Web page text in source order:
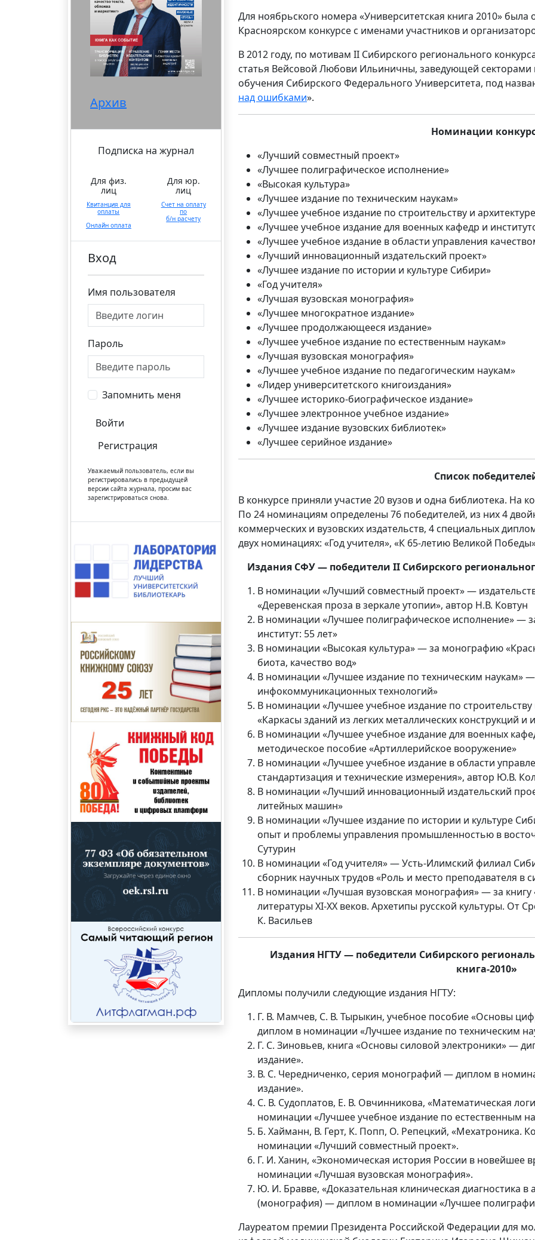
Архив
Подписка на журнал
Для физ.
лиц
Квитанция для
оплаты
Онлайн оплата
Для юр.
лиц
Счет на оплату
по
б/н расчету
Вход
Имя пользователя
Пароль
Запомнить меня
Войти
Регистрация
Уважаемый пользователь, если вы
регистрировались в предыдущей
версии сайта журнала, просим вас
зарегистрироваться снова.
Для ноябрьского номера «Университетская книга 2010» была
Красноярском конкурсе с именами участников и
В 2012 году, по мотивам II Сибирского регионального
статья Вейсовой Любови Ильиничны, заведующей секторами
обучения Сибирского Федерального Университета, под
над ошибками».
Номинации
«Лучший совместный проект»
«Лучшее полиграфическое исполнение»
«Высокая культура»
«Лучшее издание по техническим наукам»
«Лучшее учебное издание по строительству и
«Лучшее учебное издание для военных кафедр и
«Лучшее учебное издание в области управления
«Лучший инновационный издательский проект»
«Лучшее издание по истории и культуре Сибири»
«Год учителя»
«Лучшая вузовская монография»
«Лучшее многократное издание»
«Лучшее продолжающееся издание»
«Лучшее учебное издание по естественным наукам»
«Лучшая вузовская монография»
«Лучшее учебное издание по педагогическим наукам»
«Лидер университетского книгоиздания»
«Лучшее историко-биографическое издание»
«Лучшее электронное учебное издание»
«Лучшее издание вузовских библиотек»
«Лучшее серийное издание»
Список
В конкурсе приняли участие 20 вузов и одна библиотека. На
По 24 номинациям определены 76 победителей, из них 4
коммерческих и вузовских издательств, 4 специальных
двух номинациях: «Год учителя», «К 65-летию Великой
Издания СФУ — победители II Сибирского
В номинации «Лучший совместный проект» —
«Деревенская проза в зеркале утопии», автор Н.В. Ковтун
В номинации «Лучшее полиграфическое исполнение» —
институт: 55 лет»
В номинации «Высокая культура» — за монографию
биота, качество вод»
В номинации «Лучшее издание по техническим наукам»
инфокоммуникационных технологий»
В номинации «Лучшее учебное издание по
«Каркасы зданий из легких металлических конструкций и
В номинации «Лучшее учебное издание для военных
методическое пособие «Артиллерийское вооружение»
В номинации «Лучшее учебное издание в области
стандартизация и технические измерения», автор Ю.В.
В номинации «Лучший инновационный издательский
литейных машин»
В номинации «Лучшее издание по истории и культуре
опыт и проблемы управления промышленностью в
Сутурин
В номинации «Год учителя» — Усть-Илимский филиал
сборник научных трудов «Роль и место преподавателя в
В номинации «Лучшая вузовская монография» — за книгу
литературы XI-XX веков. Архетипы русской культуры. От
К. Васильев
Издания НГТУ — победители Сибирского
книга-2010»
Дипломы получили следующие издания НГТУ:
Г. В. Мамчев, С. В. Тырыкин, учебное пособие «Основы
диплом в номинации «Лучшее издание по техническим
Г. С. Зиновьев, книга «Основы силовой электроники» —
издание».
В. С. Чередниченко, серия монографий — диплом в
издание».
С. В. Судоплатов, Е. В. Овчинникова, «Математическая
номинации «Лучшее учебное издание по естественным
Б. Хайманн, В. Герт, К. Попп, О. Репецкий,
номинации «Лучший совместный проект».
Г. И. Ханин, «Экономическая история России в новейшее
номинации «Лучшая вузовская монография».
Ю. И. Бравве, «Доказательная клиническая диагностика
(монография) — диплом в номинации «Лучшее
Лауреатом премии Президента Российской Федерации для